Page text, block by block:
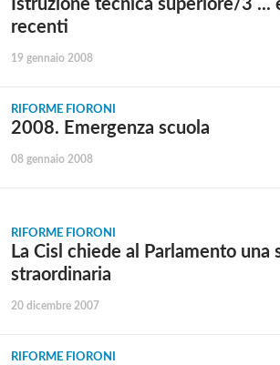
Istruzione tecnica superiore/3 ...
recenti
19 gennaio 2008
RIFORME FIORONI
2008. Emergenza scuola
08 gennaio 2008
RIFORME FIORONI
La Cisl chiede al Parlamento una
straordinaria
20 dicembre 2007
RIFORME FIORONI